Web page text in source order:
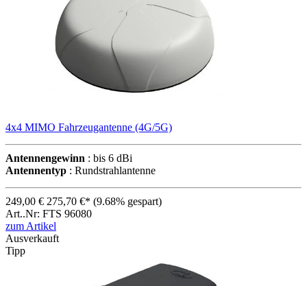
4x4 MIMO Fahrzeugantenne (4G/5G)
Antennengewinn : bis 6 dBi
Antennentyp : Rundstrahlantenne
249,00 € 275,70 €* (9.68% gespart)
Art..Nr: FTS 96080
zum Artikel
Ausverkauft
Tipp